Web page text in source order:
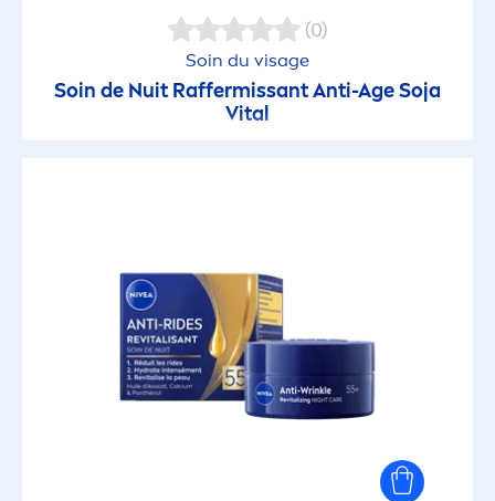
(0)
Soin du visage
Soin de Nuit Raffermissant Anti-AgeSoja
Vital